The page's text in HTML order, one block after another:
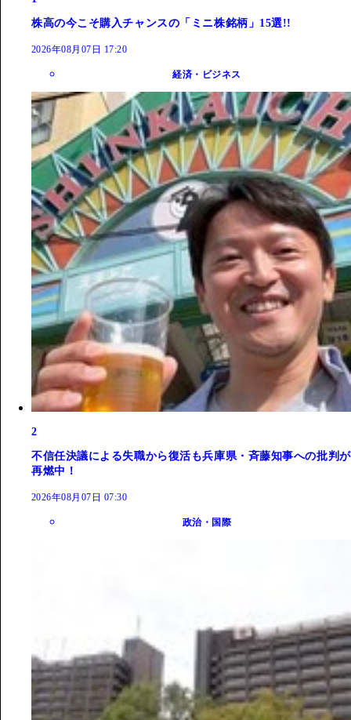
株高の今こそ購入チャンスの「ミニ株銘柄」15選!!
2026年08月07日 17:20
経済・ビジネス
2
不信任決議による失職から復活も兵庫県・斉藤知事への批判が
再燃中！
2026年08月07日 07:30
政治・国際